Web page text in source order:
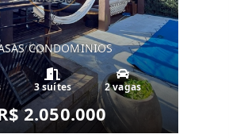
CONDOMINIOS
3 suítes 2 vagas
2.050.000